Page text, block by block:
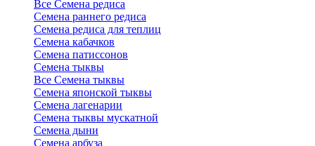
Все Семена редиса
Семена раннего редиса
Семена редиса для теплиц
Семена кабачков
Семена патиссонов
Семена тыквы
Все Семена тыквы
Семена японской тыквы
Семена лагенарии
Семена тыквы мускатной
Семена дыни
Семена арбуза